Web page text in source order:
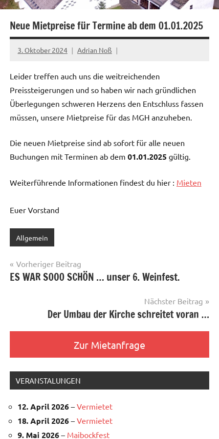
Neue Mietpreise für Termine ab dem 01.01.2025
3. Oktober 2024 Adrian Noß
Leider treffen auch uns die weitreichenden
Preissteigerungen und so haben wir nach gründlichen
Überlegungen schweren Herzens den Entschluss fassen
müssen, unsere Mietpreise für das MGH anzuheben.
Die neuen Mietpreise sind ab sofort für alle neuen
Buchungen mit Terminen ab dem 01.01.2025 gültig.
Weiterführende Informationen findest du hier : Mieten
Euer Vorstand
Allgemein
Beitragsnavigation
Vorheriger Beitrag
ES WAR SOOO SCHÖN … unser 6. Weinfest.
Nächster Beitrag
Der Umbau der Kirche schreitet voran …
Zur Mietanfrage
VERANSTALUNGEN
12. April 2026 – Vermietet
18. April 2026 – Vermietet
9. Mai 2026 – Maibockfest